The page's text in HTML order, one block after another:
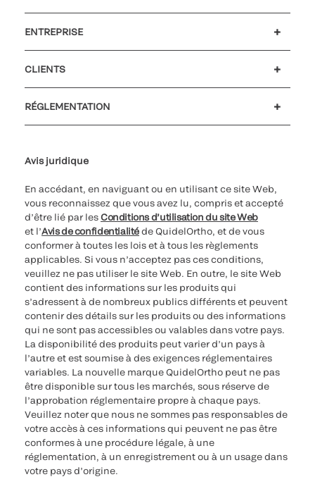
ENTREPRISE
CLIENTS
RÉGLEMENTATION
Avis juridique
En accédant, en naviguant ou en utilisant ce site Web,
vous reconnaissez que vous avez lu, compris et accepté
d’être lié par lesConditions d’utilisation du site Web
et l’Avis de confidentialitéde QuidelOrtho, et de vous
conformer à toutes les lois et à tous les règlements
applicables. Si vous n’acceptez pas ces conditions,
veuillez ne pas utiliser le site Web. En outre, le site Web
contient des informations sur les produits qui
s’adressent à de nombreux publics différents et peuvent
contenir des détails sur les produits ou des informations
qui ne sont pas accessibles ou valables dans votre pays.
La disponibilité des produits peut varier d’un pays à
l’autre et est soumise à des exigences réglementaires
variables. La nouvelle marque QuidelOrtho peut ne pas
être disponible sur tous les marchés, sous réserve de
l’approbation réglementaire propre à chaque pays.
Veuillez noter que nous ne sommes pas responsables de
votre accès à ces informations qui peuvent ne pas être
conformes à une procédure légale, à une
réglementation, à un enregistrement ou à un usage dans
votre pays d’origine.